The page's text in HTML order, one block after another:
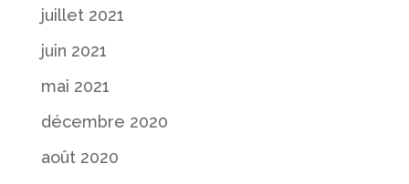
juillet 2021
juin 2021
mai 2021
décembre 2020
août 2020